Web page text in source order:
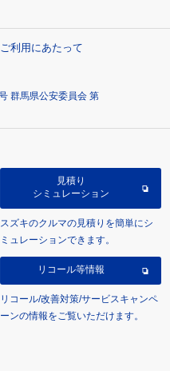
ご利用にあたって
群馬県公安委員会 第
見積り
シミュレーション
スズキのクルマの見積りを簡単にシ
ミュレーションできます。
リコール等情報
リコール/改善対策/サービスキャンペ
ーンの情報をご覧いただけます。